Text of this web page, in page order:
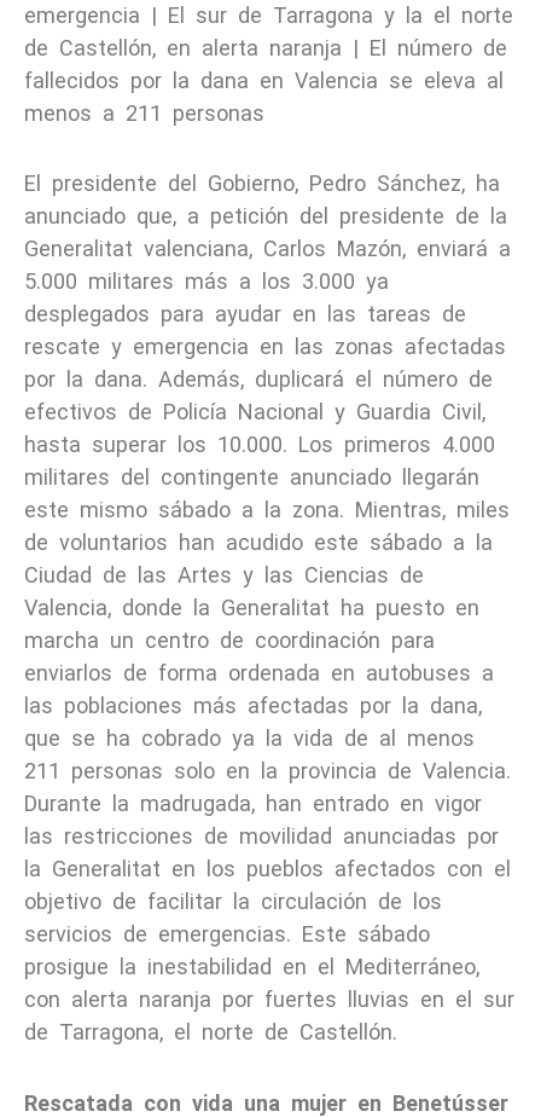
emergencia | El sur de Tarragona y la el norte
de Castellón, en alerta naranja | El número de
fallecidos por la dana en Valencia se eleva al
menos a 211 personas
El presidente del Gobierno, Pedro Sánchez, ha
anunciado que, a petición del presidente de la
Generalitat valenciana, Carlos Mazón, enviará a
5.000 militares más a los 3.000 ya
desplegados para ayudar en las tareas de
rescate y emergencia en las zonas afectadas
por la dana. Además, duplicará el número de
efectivos de Policía Nacional y Guardia Civil,
hasta superar los 10.000. Los primeros 4.000
militares del contingente anunciado llegarán
este mismo sábado a la zona. Mientras, miles
de voluntarios han acudido este sábado a la
Ciudad de las Artes y las Ciencias de
Valencia, donde la Generalitat ha puesto en
marcha un centro de coordinación para
enviarlos de forma ordenada en autobuses a
las poblaciones más afectadas por la dana,
que se ha cobrado ya la vida de al menos
211 personas solo en la provincia de Valencia.
Durante la madrugada, han entrado en vigor
las restricciones de movilidad anunciadas por
la Generalitat en los pueblos afectados con el
objetivo de facilitar la circulación de los
servicios de emergencias. Este sábado
prosigue la inestabilidad en el Mediterráneo,
con alerta naranja por fuertes lluvias en el sur
de Tarragona, el norte de Castellón.
Rescatada con vida una mujer en Benetússer